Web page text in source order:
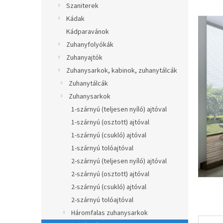
Szaniterek
Kádak
Kádparavánok
Zuhanyfolyókák
Zuhanyajtók
Zuhanysarkok, kabinok, zuhanytálcák
Zuhanytálcák
Zuhanysarkok
1-szárnyú (teljesen nyíló) ajtóval
1-szárnyú (osztott) ajtóval
1-szárnyú (csukló) ajtóval
1-szárnyú tolóajtóval
2-szárnyú (teljesen nyíló) ajtóval
2-szárnyú (osztott) ajtóval
2-szárnyú (csukló) ajtóval
2-szárnyú tolóajtóval
Háromfalas zuhanysarkok
ből
csillag.